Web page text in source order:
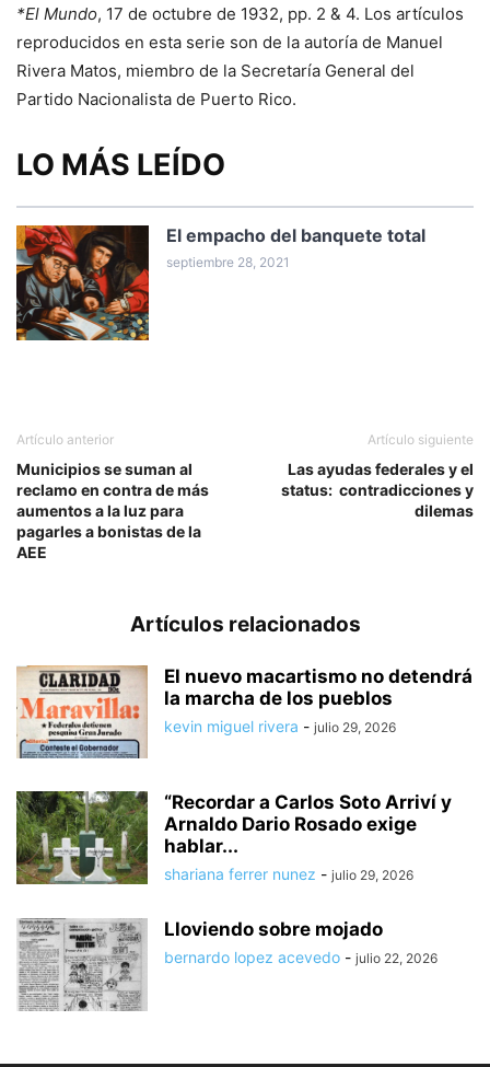
*El Mundo, 17 de octubre de 1932, pp. 2 & 4. Los artículos
reproducidos en esta serie son de la autoría de Manuel
Rivera Matos, miembro de la Secretaría General del
Partido Nacionalista de Puerto Rico.
LO MÁS LEÍDO
El empacho del banquete total
septiembre 28, 2021
Artículo anterior
Municipios se suman al
reclamo en contra de más
aumentos a la luz para
pagarles a bonistas de la
AEE
Artículo siguiente
Las ayudas federales y el
status: contradicciones y
dilemas
Artículos relacionados
El nuevo macartismo no detendrá
la marcha de los pueblos
kevin miguel rivera - julio 29, 2026
“Recordar a Carlos Soto Arriví y
Arnaldo Dario Rosado exige
hablar...
shariana ferrer nunez - julio 29, 2026
Lloviendo sobre mojado
bernardo lopez acevedo - julio 22, 2026